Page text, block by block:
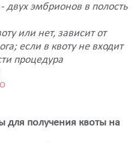
двух эмбрионов в полость
или нет, зависит от
если в квоту не входит
процедура
для получения квоты на